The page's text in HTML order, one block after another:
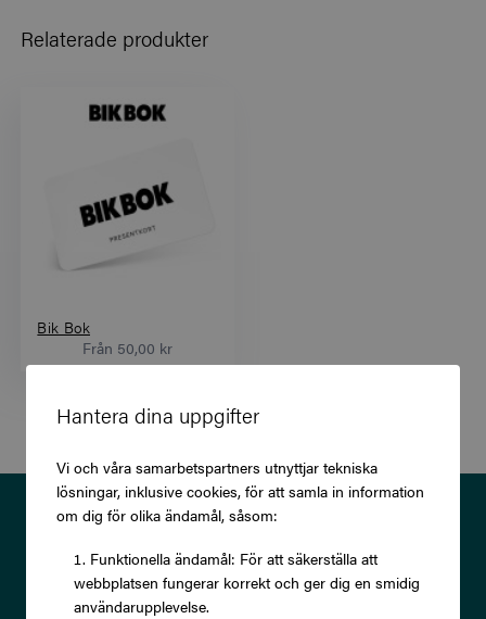
Hantera dina uppgifter
Vi och våra samarbetspartners utnyttjar tekniska
lösningar, inklusive cookies, för att samla in information
om dig för olika ändamål, såsom:
Funktionella ändamål: För att säkerställa att
webbplatsen fungerar korrekt och ger dig en smidig
användarupplevelse.
Relaterade produkter
Bik Bok
Från 50,00 kr
Prenumerera på vårt nyhetsbrev
och ta del av exklusiva
erbjudanden och rabatter!